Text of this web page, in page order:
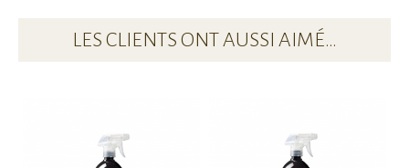
LES CLIENTS ONT AUSSI AIMÉ…